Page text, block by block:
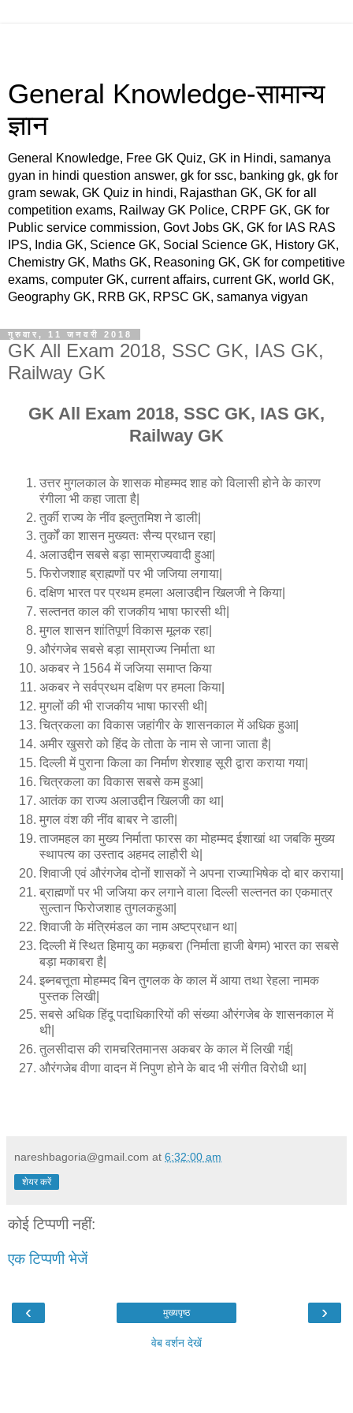
General Knowledge-सामान्य
ज्ञान
General Knowledge, Free GK Quiz, GK in Hindi, samanya
gyan in hindi question answer, gk for ssc, banking gk, gk for
gram sewak, GK Quiz in hindi, Rajasthan GK, GK for all
competition exams, Railway GK Police, CRPF GK, GK for
Public service commission, Govt Jobs GK, GK for IAS RAS
IPS, India GK, Science GK, Social Science GK, History GK,
Chemistry GK, Maths GK, Reasoning GK, GK for competitive
exams, computer GK, current affairs, current GK, world GK,
Geography GK, RRB GK, RPSC GK, samanya vigyan
गुरुवार, 11 जनवरी 2018
GK All Exam 2018, SSC GK, IAS GK,
Railway GK
GK All Exam 2018, SSC GK, IAS GK,
Railway GK
उत्तर मुगलकाल के शासक मोहम्मद शाह को विलासी होने के कारण
रंगीला भी कहा जाता है|
तुर्की राज्य के नींव इल्तुतमिश ने डाली|
तुर्कों का शासन मुख्यतः सैन्य प्रधान रहा|
अलाउद्दीन सबसे बड़ा साम्राज्यवादी हुआ|
फिरोजशाह ब्राह्मणों पर भी जजिया लगाया|
दक्षिण भारत पर प्रथम हमला अलाउद्दीन खिलजी ने किया|
सल्तनत काल की राजकीय भाषा फारसी थी|
मुगल शासन शांतिपूर्ण विकास मूलक रहा|
औरंगजेब सबसे बड़ा साम्राज्य निर्माता था
अकबर ने 1564 में जजिया समाप्त किया
अकबर ने सर्वप्रथम दक्षिण पर हमला किया|
मुगलों की भी राजकीय भाषा फारसी थी|
चित्रकला का विकास जहांगीर के शासनकाल में अधिक हुआ|
अमीर खुसरो को हिंद के तोता के नाम से जाना जाता है|
दिल्ली में पुराना किला का निर्माण शेरशाह सूरी द्वारा कराया गया|
चित्रकला का विकास सबसे कम हुआ|
आतंक का राज्य अलाउद्दीन खिलजी का था|
मुगल वंश की नींव बाबर ने डाली|
ताजमहल का मुख्य निर्माता फारस का मोहम्मद ईशाखां था जबकि मुख्य
स्थापत्य का उस्ताद अहमद लाहौरी थे|
शिवाजी एवं औरंगजेब दोनों शासकों ने अपना राज्याभिषेक दो बार कराया|
ब्राह्मणों पर भी जजिया कर लगाने वाला दिल्ली सल्तनत का एकमात्र
सुल्तान फिरोजशाह तुगलकहुआ|
शिवाजी के मंत्रिमंडल का नाम अष्टप्रधान था|
दिल्ली में स्थित हिमायु का मक़बरा (निर्माता हाजी बेगम) भारत का सबसे
बड़ा मकाबरा है|
इब्नबत्तूता मोहम्मद बिन तुगलक के काल में आया तथा रेहला नामक
पुस्तक लिखी|
सबसे अधिक हिंदू पदाधिकारियों की संख्या औरंगजेब के शासनकाल में
थी|
तुलसीदास की रामचरितमानस अकबर के काल में लिखी गई|
औरंगजेब वीणा वादन में निपुण होने के बाद भी संगीत विरोधी था|
nareshbagoria@gmail.com at 6:32:00 am
शेयर करें
कोई टिप्पणी नहीं:
एक टिप्पणी भेजें
‹ ›
मुख्यपृष्ठ
वेब वर्शन देखें